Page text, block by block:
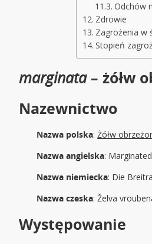
Odchów
Zdrowie
Zagrożenia w
Stopień
marginata– żółw
Nazewnictwo
Nazwa polska:Żółw
Nazwa angielska:
Nazwa niemiecka: Die
Nazwa czeska: Želva
Występowanie